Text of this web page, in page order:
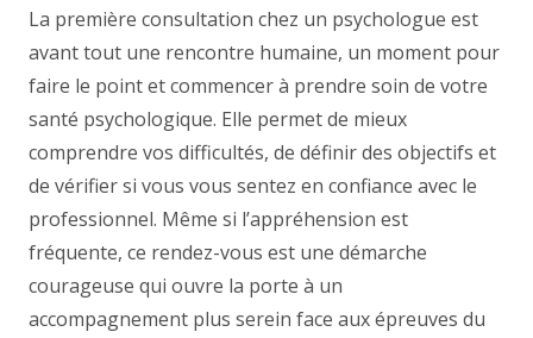
La première consultation chez un psychologue est
avant tout une rencontre humaine, un moment pour
faire le point et commencer à prendre soin de votre
santé psychologique. Elle permet de mieux
comprendre vos difficultés, de définir des objectifs et
de vérifier si vous vous sentez en confiance avec le
professionnel. Même si l’appréhension est
fréquente, ce rendez-vous est une démarche
courageuse qui ouvre la porte à un
accompagnement plus serein face aux épreuves du